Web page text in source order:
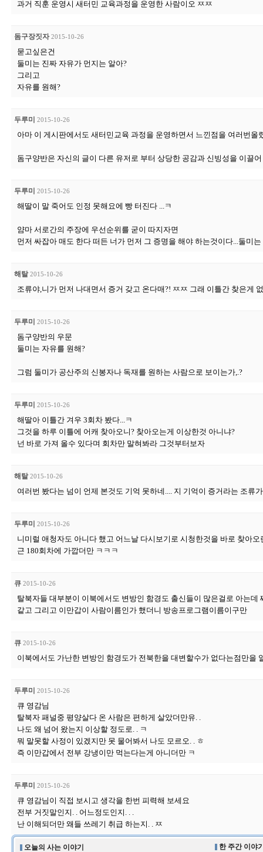
과거 직훈 운영시 새터민 교육과정을 운영한 사람이오 ㅉㅉ
돔구장짓자 2015-10-26
묻고싶은건
둘미는 진짜 자유가 먼지는 알아?
그리고
자유를 원해?
두루미 2015-10-26
아마 이 게시판에서도 새터민교육 과정을 운영하면서 느낀점을 여러번올
돔구양반은 자신의 글이 다른 유저로 부터 상당한 공감과 신빙성을 이끌
두루미 2015-10-26
해딸이 말 죽어도 인정 못해요에 빵 터진다 ...ㅋ
얌마 서로간의 주장에 우선순위를 굳이 따지자면
먼저 싸잡아 매도 한다 떠든 너가 먼저 그 증명을 해야 하는것이다...둘미
해탈 2015-10-26
조류야,니가 먼저 나대면서 증거 갖고 온다매?! ㅉㅉ 그래 이틀간 찾은게
두루미 2015-10-26
돔구양반의 우문
둘미는 자유를 원해?
그럼 둘미가 공산주의 신봉자나 독재를 원하는 사람으로 보이는가,.?
두루미 2015-10-26
해딸아 이틀간 겨우 3회차 봤다...ㅋ
그것을 하루 이틀에 어캐 찾아오니? 찾아오는게 이상한것 아니냐?
넌 바로 가져 올수 있다며 회차만 말혀봐라 그것부터보자
해탈 2015-10-26
여러번 봤다는 넘이 언제 본것도 기억 못하네.... 지 기억이 증거라는 조류
두루미 2015-10-26
니미럴 애청자도 아니다 했고 어느날 다시보기로 시청한것을 바로 찾아오
근 180회차에 가깝더만 ㅋㅋㅋ
큐 2015-10-26
탈북자들 대부분이 이북에서도 변방인 함경도 출신들이 많은걸로 아는데
같고 그리고 이만갑이 사람이름인가 했더니 방송프로그램이름이구만
큐 2015-10-26
이북에서도 가난한 변방인 함경도가 전북한을 대변할수가 없다는점만을
두루미 2015-10-26
큐 영감님
탈북자 패널중 평양살다 온 사람은 편하게 살았더만유. .
나도 왜 넘어 왔는지 이상할 정도로. . ㅋ
뭐 말못할 사정이 있겠지만 못 물어봐서 나도 모르오. . ㅎ
즉 이만갑에서 전부 강냉이만 먹는다는게 아니더만 ㅋ
두루미 2015-10-26
큐 영감님이 직접 보시고 생각을 한번 피력해 보세요
전부 거짓말인지. . 어느정도인지. . .
난 이해되더만 왜들 쓰레기 취급 하는지. . ㅉ
오늘의 사는 이야기 한 주간 이야